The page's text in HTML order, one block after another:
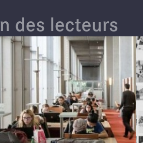
des lecteurs